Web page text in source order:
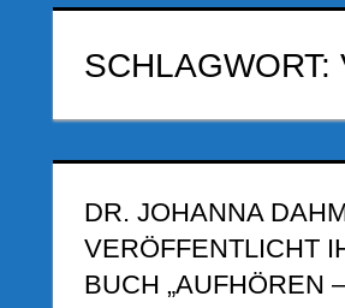
SCHLAGWORT:
DR. JOHANNA
VERÖFFENTLICHT
BUCH „AUFHÖREN